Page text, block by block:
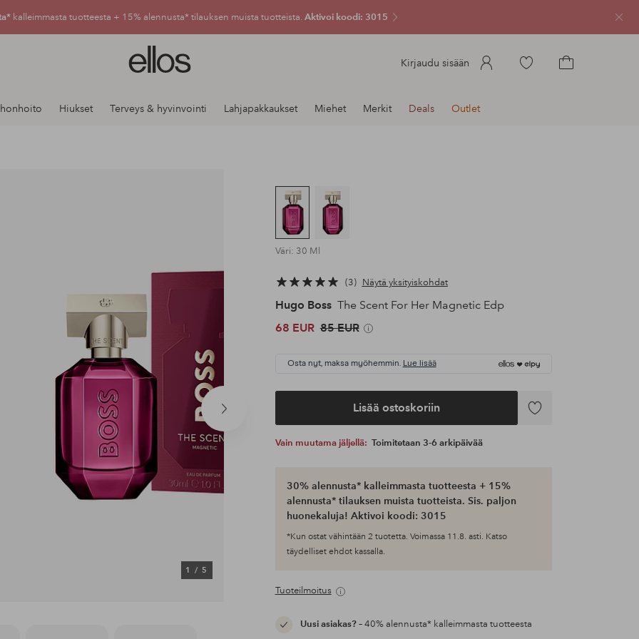
kalleimmasta tuotteesta + 15% alennusta* tilauksen muista tuotteista. Aktivoi koodi: 3015 Sulje
Ellos-
logo
siirry
Kirjaudu sisään
Siirry
Hiukset Terveys & hyvinvointi Lahjapakkaukset Miehet Merkit Deals Outlet
Seuraava
tuote
1/ 5
Väri: 30 Ml
3 Näytä yksityiskohdat
Hugo Boss The Scent For Her Magnetic Edp
68 EUR 85 EUR
Osta nyt, maksa myöhemmin. Lue lisää
Lisää ostoskoriin
Lisää
Vain muutama jäljellä: Toimitetaan 3-6 arkipäivää
30% alennusta* kalleimmasta tuotteesta + 15%
alennusta* tilauksen muista tuotteista. Sis. paljon
huonekaluja! Aktivoi koodi: 3015
*Kun ostat vähintään 2 tuotetta. Voimassa 11.8. asti. Katso
täydelliset ehdot kassalla.
Tuoteilmoitus
Uusi asiakas?– 40% alennusta* kalleimmasta tuotteesta